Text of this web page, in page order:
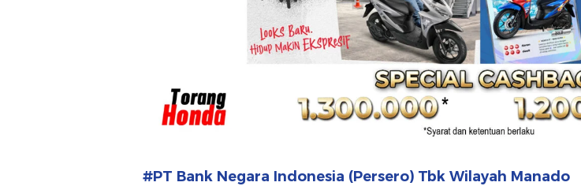
#PT Bank Negara Indonesia (Persero) Tbk Wilayah Manado